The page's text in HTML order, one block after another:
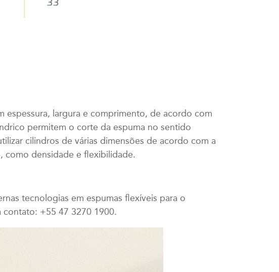
espessura, largura e comprimento, de acordo com
permitem o corte da espuma no sentido
cilindros de várias dimensões de acordo com a
como densidade e flexibilidade.
tecnologias em espumas flexíveis para o
contato: +55 47 3270 1900.